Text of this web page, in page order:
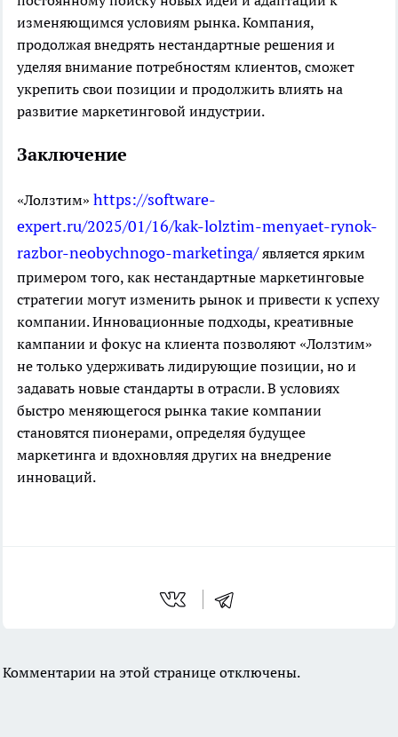
изменяющимся условиям рынка. Компания,
продолжая внедрять нестандартные решения и
уделяя внимание потребностям клиентов, сможет
укрепить свои позиции и продолжить влиять на
развитие маркетинговой индустрии.
Заключение
«Лолзтим» https://software-
expert.ru/2025/01/16/kak-lolztim-menyaet-rynok-
razbor-neobychnogo-marketinga/является ярким
примером того, как нестандартные маркетинговые
стратегии могут изменить рынок и привести к успеху
компании. Инновационные подходы, креативные
кампании и фокус на клиента позволяют «Лолзтим»
не только удерживать лидирующие позиции, но и
задавать новые стандарты в отрасли. В условиях
быстро меняющегося рынка такие компании
становятся пионерами, определяя будущее
маркетинга и вдохновляя других на внедрение
инноваций.
Комментарии на этой странице отключены.